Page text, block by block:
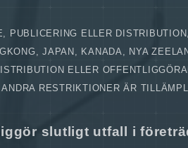
PUBLICERING ELLER
JAPAN, KANADA, NYA
ELLER
RESTRIKTIONER ÄR
slutligt utfall i